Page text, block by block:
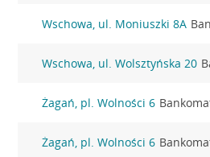
Wschowa, ul. Moniuszki 8A
Wschowa, ul. Wolsztyńska 20
Żagań, pl. Wolności 6
Żagań, pl. Wolności 6